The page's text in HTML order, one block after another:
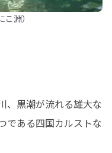
淵）
、黒潮が流れる雄大な
である四国カルストな